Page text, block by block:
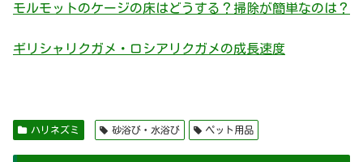
モルモットのケージの床はどうする？掃除が簡単なのは？
ギリシャリクガメ・ロシアリクガメの成長速度
ハリネズミ 砂浴び・水浴び ペット用品